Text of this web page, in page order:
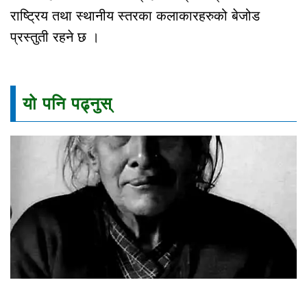
राष्ट्रिय तथा स्थानीय स्तरका कलाकारहरुको बेजोड
प्रस्तुती रहने छ ।
यो पनि पढ्नुस्